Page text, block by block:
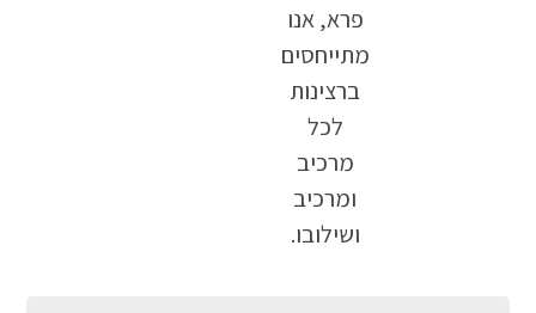
פרא, אנו
מתייחסים
ברצינות
לכל
מרכיב
ומרכיב
ושילובו.